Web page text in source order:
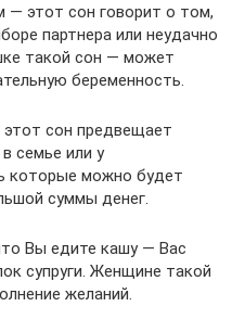
этот сон говорит о том,
партнера или неудачно
такой сон — может
беременность.
этот сон предвещает
семье или у
которые можно будет
суммы денег.
Вы едите кашу — Вас
супруги. Женщине такой
желаний.